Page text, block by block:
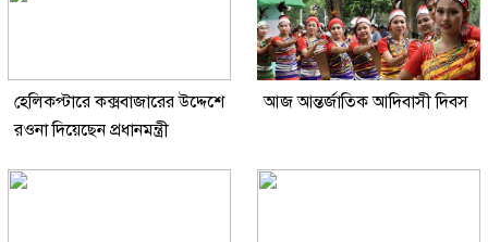
হেলিকপ্টারে কক্সবাজারের উদ্দেশে
রওনা দিয়েছেন প্রধানমন্ত্রী
আজ আন্তর্জাতিক আদিবাসী দিবস